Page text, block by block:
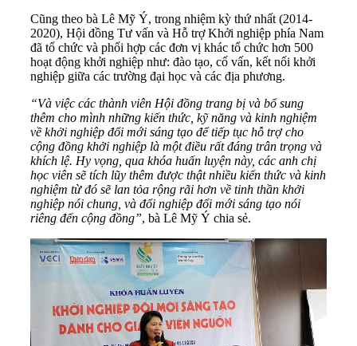
Cũng theo bà Lê Mỹ Ý, trong nhiệm kỳ thứ nhất (2014-
2020), Hội đồng Tư vấn và Hỗ trợ Khởi nghiệp phía Nam
đã tổ chức và phối hợp các đơn vị khác tổ chức hơn 500
hoạt động khởi nghiệp như: đào tạo, cố vấn, kết nối khởi
nghiệp giữa các trường đại học và các địa phương.
“Và việc các thành viên Hội đồng trang bị và bổ sung
thêm cho mình những kiến thức, kỹ năng và kinh nghiệm
về khởi nghiệp đổi mới sáng tạo để tiếp tục hỗ trợ cho
cộng đồng khởi nghiệp là một điều rất đáng trân trọng và
khích lệ. Hy vọng, qua khóa huấn luyện này, các anh chị
học viên sẽ tích lũy thêm được thật nhiều kiến thức và kinh
nghiệm từ đó sẽ lan tỏa rộng rãi hơn về tinh thần khởi
nghiệp nói chung, và đổi nghiệp đổi mới sáng tạo nói
riêng đến cộng đồng”, bà Lê Mỹ Ý chia sẻ.